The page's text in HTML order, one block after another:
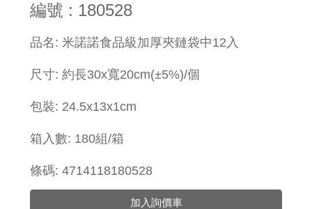
編號 : 180528
品名: 米諾諾食品級加厚夾鏈袋中12入
尺寸: 約長30x寬20cm(±5%)/個
包裝: 24.5x13x1cm
箱入數: 180組/箱
條碼: 4714118180528
加入詢價車